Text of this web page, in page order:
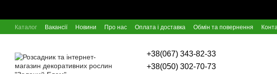
Каталог Вакансії Новини Про нас Оплата і доставка Обмін та повернення
+38(067) 343-82-33
+38(050) 302-70-73